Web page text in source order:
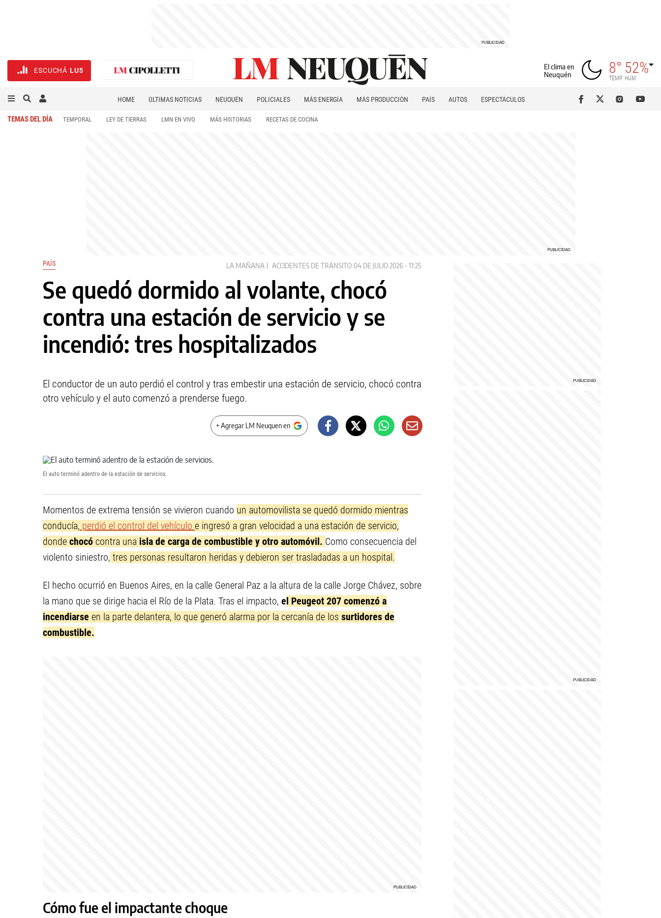
ESCUCHÁ LU5
El clima en
Neuquén
8°
TEMP
52%
HUM
HOME ÚLTIMAS NOTICIAS NEUQUÉN POLICIALES MÁS ENERGÍA MÁS PRODUCCIÓN PAÍS AUTOS
ESPECTÁCULOS
TEMAS DEL DÍA TEMPORAL LEY DE TIERRAS LMN EN VIVO MÁS HISTORIAS RECETAS DE COCINA
PAÍS LA MAÑANA ACCIDENTES DE TRÁNSITO 04 DE JULIO 2026 - 11:25
Se quedó dormido al volante, chocó
contra una estación de servicio y se
incendió: tres hospitalizados
El conductor de un auto perdió el control y tras embestir una estación de servicio, chocó contra
otro vehículo y el auto comenzó a prenderse fuego.
+ Agregar LM Neuquen en
El auto terminó adentro de la estación de servicios.
Momentos de extrema tensión se vivieron cuando un automovilista se quedó dormido mientras
conducía, perdió el control del vehículo e ingresó a gran velocidad a una estación de servicio,
donde chocó contra una isla de carga de combustible y otro automóvil. Como consecuencia del
violento siniestro, tres personas resultaron heridas y debieron ser trasladadas a un hospital.
El hecho ocurrió en Buenos Aires, en la calle General Paz a la altura de la calle Jorge Chávez, sobre
la mano que se dirige hacia el Río de la Plata. Tras el impacto, el Peugeot 207 comenzó a
incendiarse en la parte delantera, lo que generó alarma por la cercanía de los surtidores de
combustible.
Cómo fue el impactante choque